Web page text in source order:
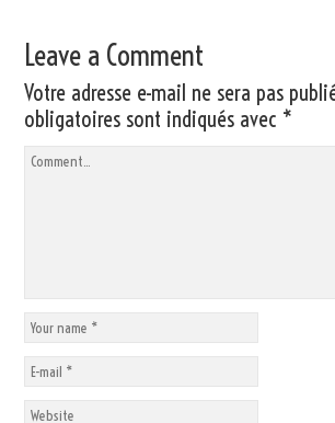
Leave a Comment
Votre adresse e-mail ne sera pas
obligatoires sont indiqués avec *